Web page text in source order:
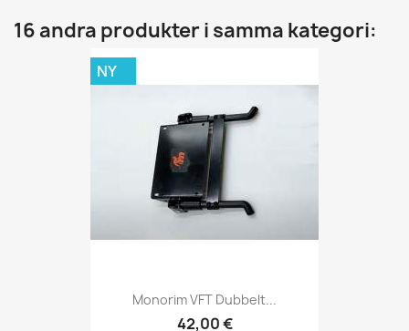
16 andra produkter i samma kategori:
Monorim VFT Dubbelt...
42,00 €
NY